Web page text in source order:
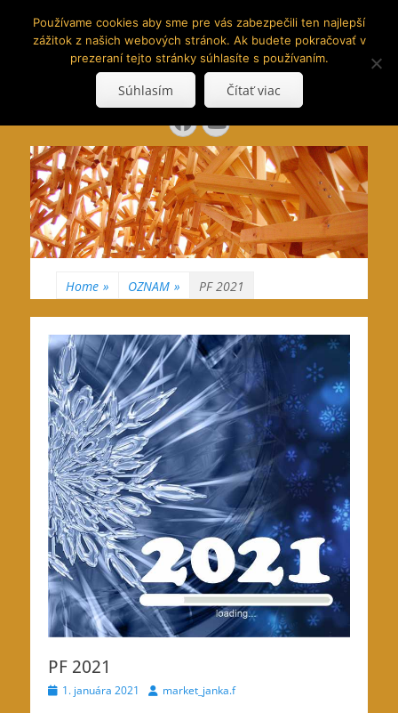
www.hranoly.sk
…kus prírody priamo k Vám
Search
Facebook
YouTube
Home » OZNAM » PF 2021
PF 2021
Posted1. januára 2021 Authormarket_janka.f
Používame cookies aby sme pre vás zabezpečili ten najlepší
zážitok z našich webových stránok. Ak budete pokračovať v
prezeraní tejto stránky súhlasíte s používaním.
Súhlasím Čítať viac